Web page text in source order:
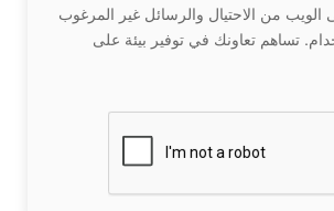
الويب من الاحتيال والرسائل غير المرغوب
تساهم تعاونك في توفير بيئة على